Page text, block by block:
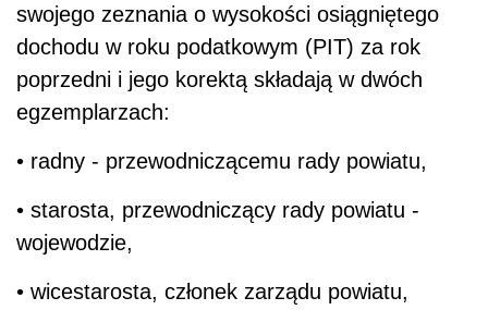
swojego zeznania o wysokości osiągniętego
dochodu w roku podatkowym (PIT) za rok
poprzedni i jego korektą składają w dwóch
egzemplarzach:
• radny - przewodniczącemu rady powiatu,
• starosta, przewodniczący rady powiatu -
wojewodzie,
• wicestarosta, członek zarządu powiatu,